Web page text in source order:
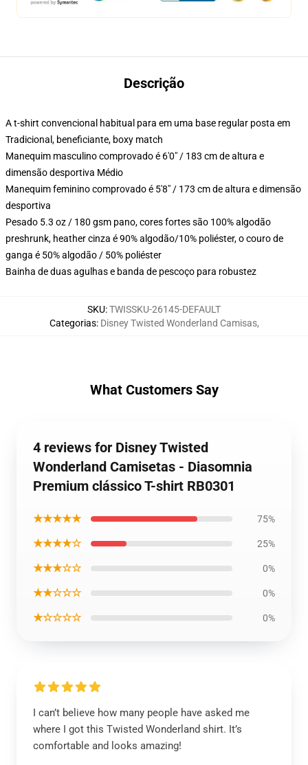
Descrição
A t-shirt convencional habitual para em uma base regular posta em
Tradicional, beneficiante, boxy match
Manequim masculino comprovado é 6'0" / 183 cm de altura e
dimensão desportiva Médio
Manequim feminino comprovado é 5'8" / 173 cm de altura e dimensão
desportiva
Pesado 5.3 oz / 180 gsm pano, cores fortes são 100% algodão
preshrunk, heather cinza é 90% algodão/10% poliéster, o couro de
ganga é 50% algodão / 50% poliéster
Bainha de duas agulhas e banda de pescoço para robustez
SKU:TWISSKU-26145-DEFAULT
Categorias: Disney Twisted Wonderland Camisas,
What Customers Say
4 reviews for Disney Twisted
Wonderland Camisetas - Diasomnia
Premium clássico T-shirt RB0301
★★★★★ 75%
★★★★☆ 25%
★★★☆☆ 0%
★★☆☆☆ 0%
★☆☆☆☆ 0%
I can’t believe how many people have asked me
where I got this Twisted Wonderland shirt. It’s
comfortable and looks amazing!